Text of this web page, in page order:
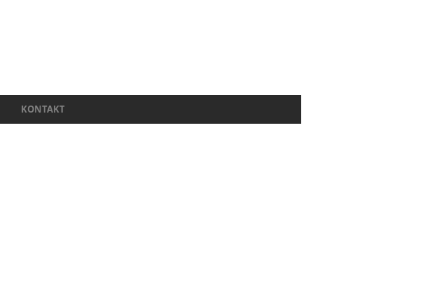
KONTAKT